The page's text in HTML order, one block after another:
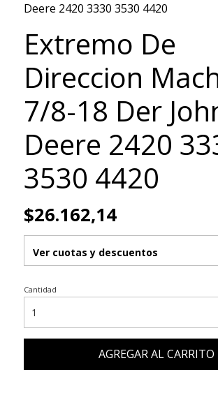
Deere 2420 3330 3530 4420
Extremo De
Direccion
7/8-18 Der
Deere 2420
3530 4420
$26.162,14
Ver cuotas y descuentos
Cantidad
AGREGAR AL CARRITO